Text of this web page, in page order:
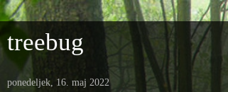
treebug
ponedeljek, 16. maj 2022